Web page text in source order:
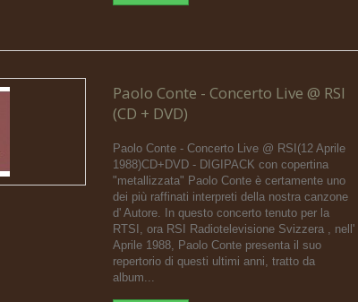
Paolo Conte - Concerto Live @ RSI
(CD + DVD)
Paolo Conte - Concerto Live @ RSI(12 Aprile
1988)CD+DVD - DIGIPACK con copertina
"metallizzata" Paolo Conte è certamente uno
dei più raffinati interpreti della nostra canzone
d' Autore. In questo concerto tenuto per la
RTSI, ora RSI Radiotelevisione Svizzera , nell'
Aprile 1988, Paolo Conte presenta il suo
repertorio di questi ultimi anni, tratto da
album...